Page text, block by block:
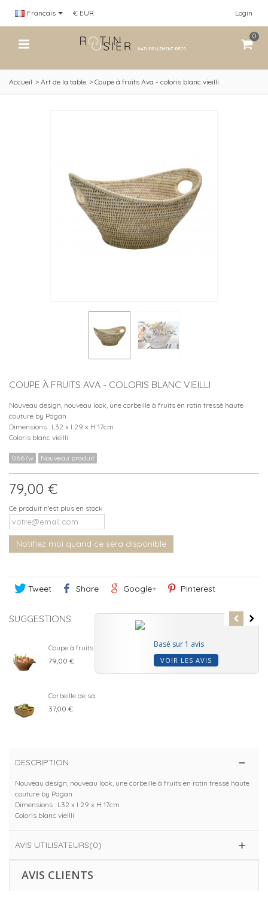
Français Login
€ EUR
0
Accueil > Art de la table > Coupe à fruits Ava - coloris blanc vieilli
COUPE À FRUITS AVA - COLORIS BLANC VIEILLI
Nouveau design, nouveau look, une corbeille à fruits en rotin tressé haute
couture by Pagan
Dimensions : L32 x l 29 x H 17cm
Coloris blanc vieilli
0667w Nouveau produit
79,00 €
Ce produit n'est plus en stock
Notifiez moi quand ce sera disponible
Tweet Share Google+ Pinterest
Basé sur 1 avis
VOIR LES AVIS
SUGGESTIONS
Coupe à fruits Ava - coloris miel
79,00 €
Corbeille de salle de bain Tavoy
37,00 €
DESCRIPTION
Nouveau design, nouveau look, une corbeille à fruits en rotin tressé haute
couture by Pagan
Dimensions : L32 x l 29 x H 17cm
Coloris blanc vieilli
AVIS UTILISATEURS(0)
AVIS CLIENTS